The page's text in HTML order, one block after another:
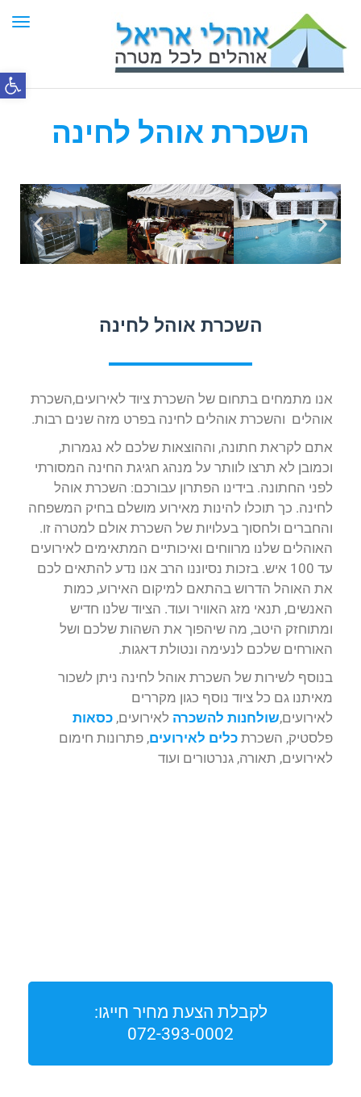
השכרת אוהל לחינה
השכרת אוהל לחינה
אנו מתמחים בתחום של השכרת ציוד לאירועים,השכרת
אוהלים והשכרת אוהלים לחינה בפרט מזה שנים רבות.
אתם לקראת חתונה, וההוצאות שלכם לא נגמרות,
וכמובן לא תרצו לוותר על מנהג חגיגת החינה המסורתי
לפני החתונה. בידינו הפתרון עבורכם: השכרת אוהל
לחינה. כך תוכלו להינות מאירוע מושלם בחיק המשפחה
והחברים ולחסוך בעלויות של השכרת אולם למטרה זו.
האוהלים שלנו מרווחים ואיכותיים המתאימים לאירועים
עד 100 איש. בזכות נסיוננו הרב אנו נדע להתאים לכם
את האוהל הדרוש בהתאם למיקום האירוע, כמות
האנשים, תנאי מזג האוויר ועוד. הציוד שלנו חדיש
ומתוחזק היטב, מה שיהפוך את השהות שלכם ושל
האורחים שלכם לנעימה ונטולת דאגות.
בנוסף לשירות של השכרת אוהל לחינה ניתן לשכור
מאיתנו גם כל ציוד נוסף כגון מקררים
לאירועים,שולחנות להשכרה לאירועים, כסאות
פלסטיק, השכרת כלים לאירועים, פתרונות חימום
לאירועים, תאורה, גנרטורים ועוד
לקבלת הצעת מחיר חייגו:
072-393-0002
פתח